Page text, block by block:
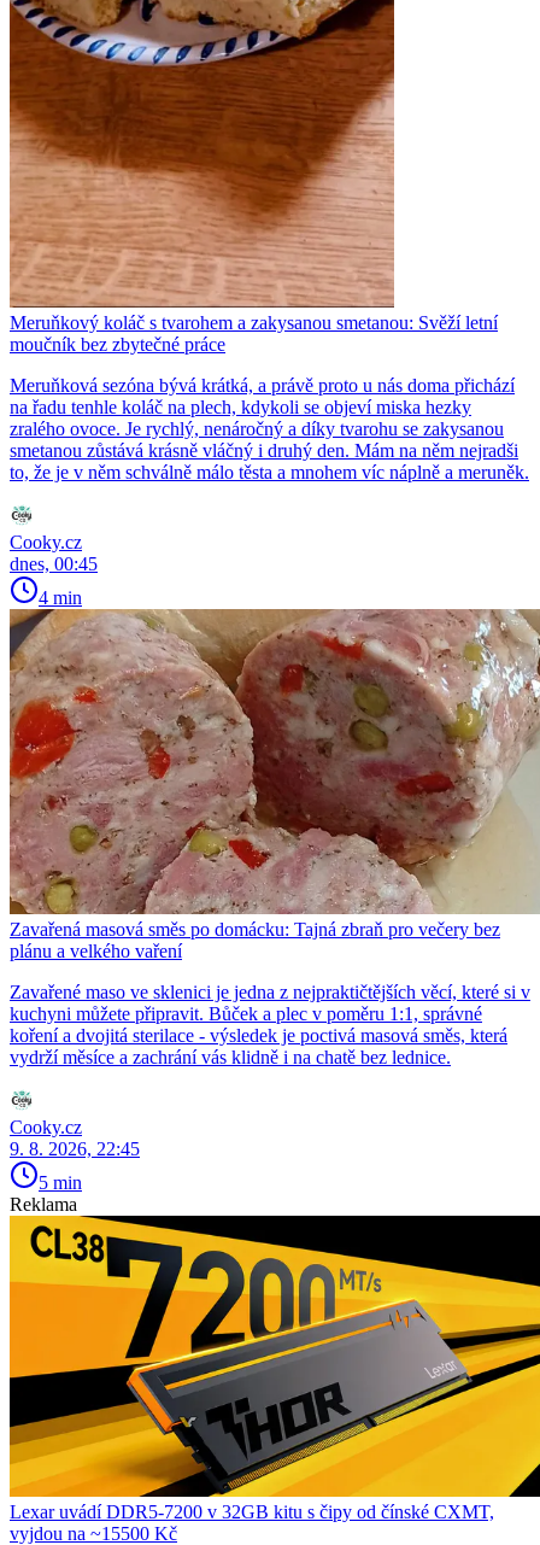
Meruňkový koláč s tvarohem a zakysanou smetanou: Svěží letní
moučník bez zbytečné práce
Meruňková sezóna bývá krátká, a právě proto u nás doma přichází
na řadu tenhle koláč na plech, kdykoli se objeví miska hezky
zralého ovoce. Je rychlý, nenáročný a díky tvarohu se zakysanou
smetanou zůstává krásně vláčný i druhý den. Mám na něm nejradši
to, že je v něm schválně málo těsta a mnohem víc náplně a meruněk.
Cooky.cz
dnes, 00:45
4 min
Zavařená masová směs po domácku: Tajná zbraň pro večery bez
plánu a velkého vaření
Zavařené maso ve sklenici je jedna z nejpraktičtějších věcí, které si v
kuchyni můžete připravit. Bůček a plec v poměru 1:1, správné
koření a dvojitá sterilace - výsledek je poctivá masová směs, která
vydrží měsíce a zachrání vás klidně i na chatě bez lednice.
Cooky.cz
9. 8. 2026, 22:45
5 min
Reklama
Lexar uvádí DDR5-7200 v 32GB kitu s čipy od čínské CXMT,
vyjdou na ~15500 Kč